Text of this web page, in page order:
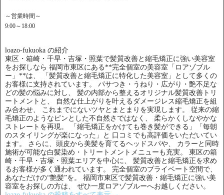
～営業時間～
9:00～18:00
loazo-fukuoka の紹介
東区・箱崎・千早・吉塚・照葉で髪質改善と縮毛矯正に強い美容室
をお探しなら 福岡市東区にある**完全個室の美容室「ロアゾブル
ー」**は、 「髪質改善と縮毛矯正に特化した美容室」として多くの
お客様に支持されています。 パサつき・うねり・広がり・艶不足な
どの髪の悩みに対し、 髪の内部から整えるオリジナル髪質改善トリ
ートメントと、 自然な仕上がりを叶えるダメージレス縮毛矯正を組
み合わせ、 これまでにないツヤとまとまりを実現します。 従来の縮
毛矯正のようなピンとした不自然さではなく、 柔らかくしなやかな
ストレートを再現。 「縮毛矯正をかけても巻き髪ができる」「毎朝
のスタイリングが楽になった」と 口コミでも高評価をいただいてい
ます。 さらに、頭皮から美髪を育てるヘッドスパや、 カラーと同時
施術が可能な白髪染め・トリートメントメニューも充実。 東区の箱
崎・千早・吉塚・照葉エリアを中心に、 髪質改善と縮毛矯正を求め
るお客様が多く通われています。 完全個室のプライベート空間で、
あなただけの“艶髪”を。 福岡市東区で髪質改善・縮毛矯正に強い美
容室をお探しの方は、 ぜひ一度ロアゾブルーへお越しください。